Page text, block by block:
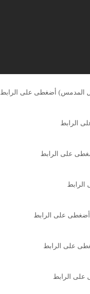
المدمس) أضغطى على الرابط
الرابط
على الرابط
الرابط
على الرابط
على الرابط
على الرابط